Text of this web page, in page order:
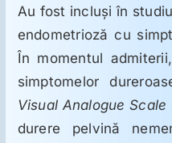
Au fost incluşi în
endometrioză cu
În momentul
simptomelor
Visual Analogue Scale
durere pelvină